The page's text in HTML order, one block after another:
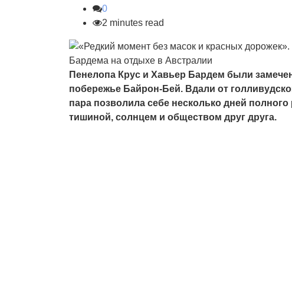
0
2 minutes read
Пенелопа Крус и Хавьер Бардем были
побережье Байрон-Бей. Вдали от
пара позволила себе несколько дней
тишиной, солнцем и обществом друг друга.